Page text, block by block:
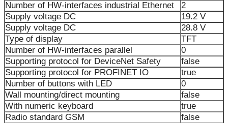
Number of HW-interfaces industrial Ethernet
2
Supply voltage DC
19.2 V
Supply voltage DC
28.8 V
Type of display
TFT
Number of HW-interfaces parallel
0
Supporting protocol for DeviceNet Safety
false
Supporting protocol for PROFINET IO
true
Number of buttons with LED
0
Wall mounting/direct mounting
false
With numeric keyboard
true
Radio standard GSM
false